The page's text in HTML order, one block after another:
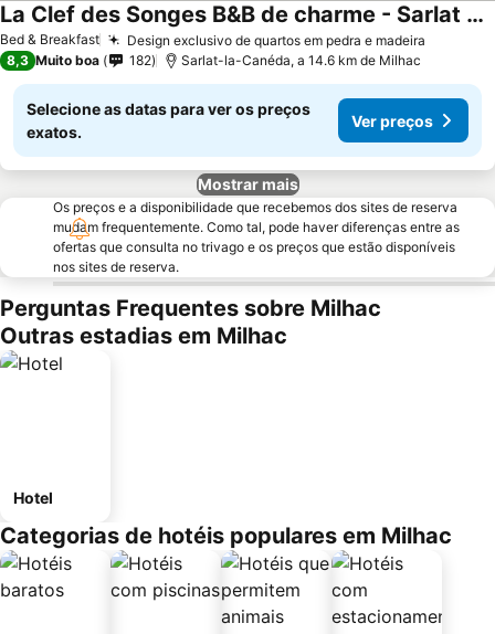
Bed & Breakfast Design exclusivo de quartos em pedra e madeira
La Clef des Songes B&B de charme - Sarlat Centre - Parking gratuit - Piscine et espace bien-être à 400mètres
8,3 Muito boa 182 Sarlat-la-Canéda, a 14.6 km de Milhac
Selecione as datas para ver os preços
exatos.
Ver preços
Mostrar mais
Os preços e a disponibilidade que recebemos dos sites de reserva
mudam frequentemente. Como tal, pode haver diferenças entre as
ofertas que consulta no trivago e os preços que estão disponíveis
nos sites de reserva.
Perguntas Frequentes sobre Milhac
Outras estadias em Milhac
Hotel
Categorias de hotéis populares em Milhac